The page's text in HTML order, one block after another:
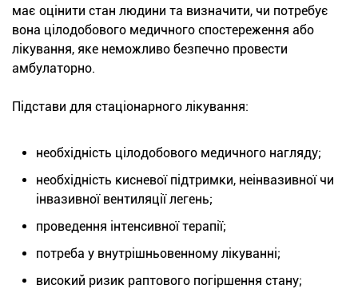
має оцінити стан людини та визначити, чи потребує
вона цілодобового медичного спостереження або
лікування, яке неможливо безпечно провести
амбулаторно.
Підстави для стаціонарного лікування:
необхідність цілодобового медичного нагляду;
необхідність кисневої підтримки, неінвазивної чи
інвазивної вентиляції легень;
проведення інтенсивної терапії;
потреба у внутрішньовенному лікуванні;
високий ризик раптового погіршення стану;